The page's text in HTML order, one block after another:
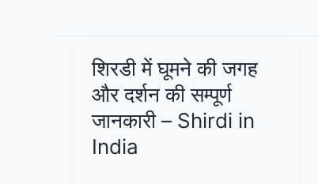
शिरडी में घूमने की जगह
और दर्शन की सम्पूर्ण
जानकारी – Shirdi in
India